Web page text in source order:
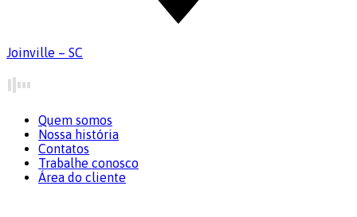
Joinville – SC
Quem somos
Nossa história
Contatos
Trabalhe conosco
Área do cliente